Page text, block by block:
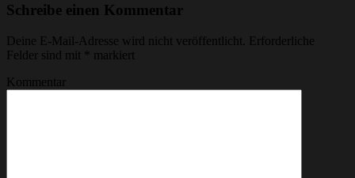
Schreibe einen Kommentar
Deine E-Mail-Adresse wird nicht veröffentlicht.
Erforderliche
Felder sind mit
markiert
Kommentar